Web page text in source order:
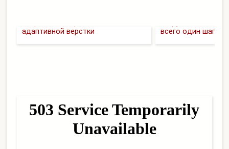
адаптивной верстки
всего один шаг